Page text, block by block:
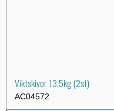
Viktskivor 13,5kg (2st)
AC04572